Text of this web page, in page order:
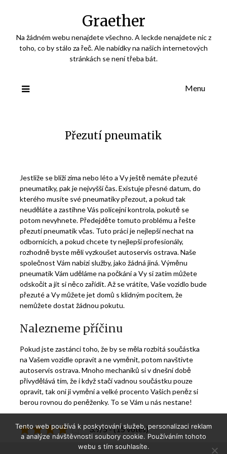
Graether
Na žádném webu nenajdete všechno. A leckde nenajdete nic z
toho, co by stálo za řeč. Ale nabídky na našich internetových
stránkách se není třeba bát.
Menu
Přezutí pneumatik
Jestliže se blíží zima nebo léto a Vy ještě nemáte přezuté
pneumatiky, pak je nejvyšší čas. Existuje přesné datum, do
kterého musíte své pneumatiky přezout, a pokud tak
neuděláte a zastihne Vás policejní kontrola, pokutě se
potom nevyhnete. Předejděte tomuto problému a řešte
přezutí pneumatik včas. Tuto práci je nejlepší nechat na
odbornících, a pokud chcete ty nejlepší profesionály,
rozhodně byste měli vyzkoušet autoservis ostrava. Naše
společnost Vám nabízí služby, jako žádná jiná. Výměnu
pneumatik Vám uděláme na počkání a Vy si zatím můžete
odskočit a jít si něco zařídit. Až se vrátíte, Vaše vozidlo bude
přezuté a Vy můžete jet domů s klidným pocitem, že
nemůžete dostat žádnou pokutu.
Nalezneme příčinu
Pokud jste zastánci toho, že by se měla rozbitá součástka
na Vašem vozidle opravit a ne vyměnit, potom navštivte
autoservis ostrava. Mnoho mechaniků si v dnešní době
přivydělává tím, že i když stačí vadnou součástku pouze
opravit, tak oni ji vymění a velké procento Vašich peněz si
berou rovnou do peněženky. To se Vám u nás nestane!
3.9/5 - (15 votes)
Tento web používá k poskytování služeb, personalizaci reklam
a analýze návštěvnosti soubory cookie. Používáním tohoto
webu s tím souhlasíte.